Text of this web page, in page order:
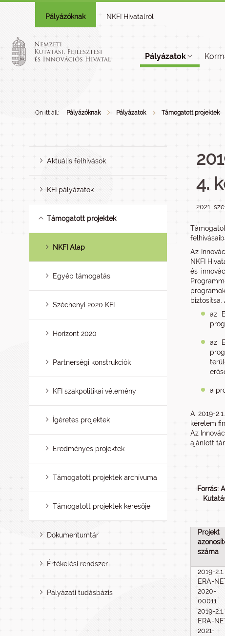
Pályázóknak NKFI Hivatalról
Pályázatok
Ön itt áll: Pályázóknak Pályázatok Támogatott projektek
Aktuális felhívások
KFI pályázatok
Támogatott projektek
NKFI Alap
Egyéb támogatás
Széchenyi 2020 KFI
Horizont 2020
Partnerségi konstrukciók
KFI szakpolitikai vélemény
Ígéretes projektek
Eredményes projektek
Támogatott projektek archívuma
Támogatott projektek keresője
Dokumentumtár
Értékelési rendszer
Pályázati tudásbázis
4.
2021.
Az
NKFI
és
biztosítsa.
az
az
a
A 2019-
kérelem
Az
ajánlott
Forrás:
Projekt
száma
2019-
ERA-
2020-
00011
2019-
ERA-
2021-